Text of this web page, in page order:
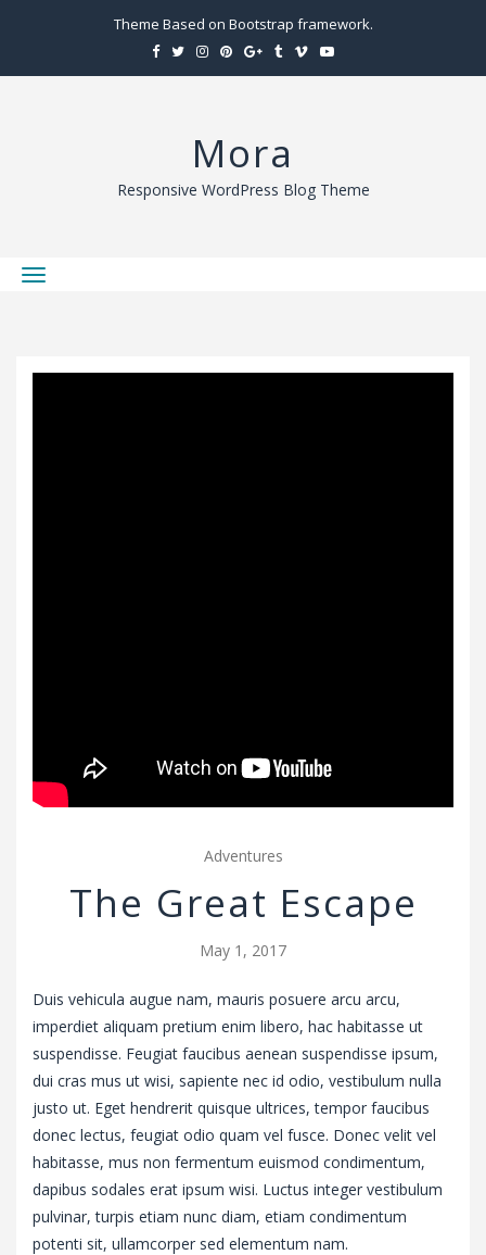
Theme Based on Bootstrap framework.
Mora
Responsive WordPress Blog Theme
T
Adventures
The Great Escape
May 1, 2017
Duis vehicula augue nam, mauris posuere arcu arcu,
imperdiet aliquam pretium enim libero, hac habitasse ut
suspendisse. Feugiat faucibus aenean suspendisse ipsum,
dui cras mus ut wisi, sapiente nec id odio, vestibulum nulla
justo ut. Eget hendrerit quisque ultrices, tempor faucibus
donec lectus, feugiat odio quam vel fusce. Donec velit vel
habitasse, mus non fermentum euismod condimentum,
dapibus sodales erat ipsum wisi. Luctus integer vestibulum
pulvinar, turpis etiam nunc diam, etiam condimentum
potenti sit, ullamcorper sed elementum nam.